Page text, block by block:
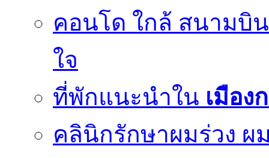
คอนโด ใกล้ สนามบิ
ใจ
ที่พักแนะนำใน เมือง
คลินิกรักษาผมร่วง ผ